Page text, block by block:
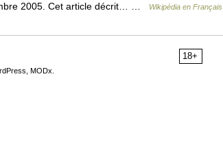
2005. Cet article décrit… …
Wikipédia en Français
18+
MODx.